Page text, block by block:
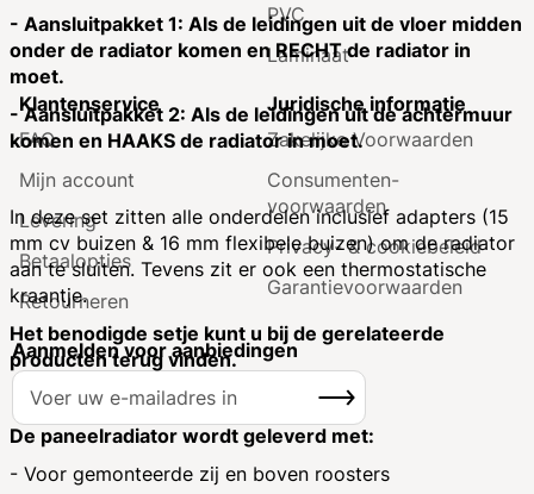
- Aansluitpakket 1: Als de leidingen uit de vloer midden
onder de radiator komen en RECHT de radiator in
moet.
- Aansluitpakket 2: Als de leidingen uit de achtermuur
komen en HAAKS de radiator in moet.
In deze set zitten alle onderdelen inclusief adapters (15
mm cv buizen & 16 mm flexibele buizen) om de radiator
aan te sluiten. Tevens zit er ook een thermostatische
kraantje.
Het benodigde setje kunt u bij de gerelateerde
producten terug vinden.
De paneelradiator wordt geleverd met:
- Voor gemonteerde zij en boven roosters
PVC
Laminaat
Klantenservice
FAQ
Mijn account
Levering
Betaalopties
Retourneren
Juridische informatie
Zakelijke Voorwaarden
Consumenten­
voorwaarden
Privacy- & cookiebeleid
Garantie­voorwaarden
Aanmelden voor aanbiedingen
A
o
Inschrijven